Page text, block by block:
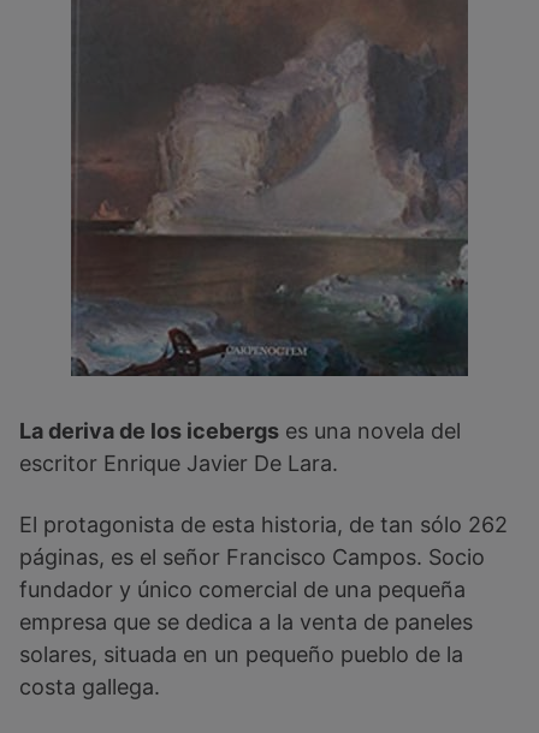
La deriva de los icebergs es una novela del
escritor Enrique Javier De Lara.
El protagonista de esta historia, de tan sólo 262
páginas, es el señor Francisco Campos. Socio
fundador y único comercial de una pequeña
empresa que se dedica a la venta de paneles
solares, situada en un pequeño pueblo de la
costa gallega.